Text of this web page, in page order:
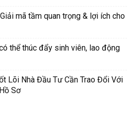
mã tầm quan trọng & lợi ích cho
thể thúc đẩy sinh viên, lao động
Lõi Nhà Đầu Tư Cần Trao Đổi Với
Sơ